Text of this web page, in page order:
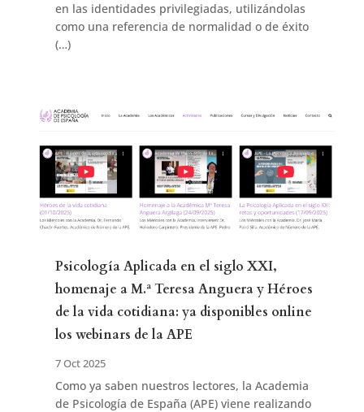
en las identidades privilegiadas, utilizándolas
como una referencia de normalidad o de éxito
(…)
Psicología Aplicada en el siglo XXI,
homenaje a M.ª Teresa Anguera y Héroes
de la vida cotidiana: ya disponibles online
los webinars de la APE
7 Oct 2025
Como ya saben nuestros lectores, la Academia
de Psicología de España (APE) viene realizando